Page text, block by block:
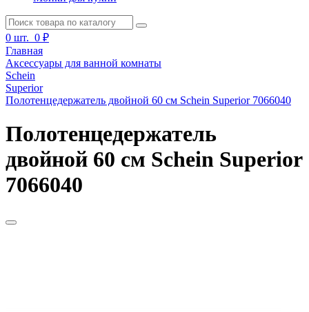
0 шт. 0 ₽
Главная
Аксессуары для ванной комнаты
Schein
Superior
Полотенцедержатель двойной 60 см Schein Superior 7066040
Полотенцедержатель
двойной 60 см Schein Superior
7066040